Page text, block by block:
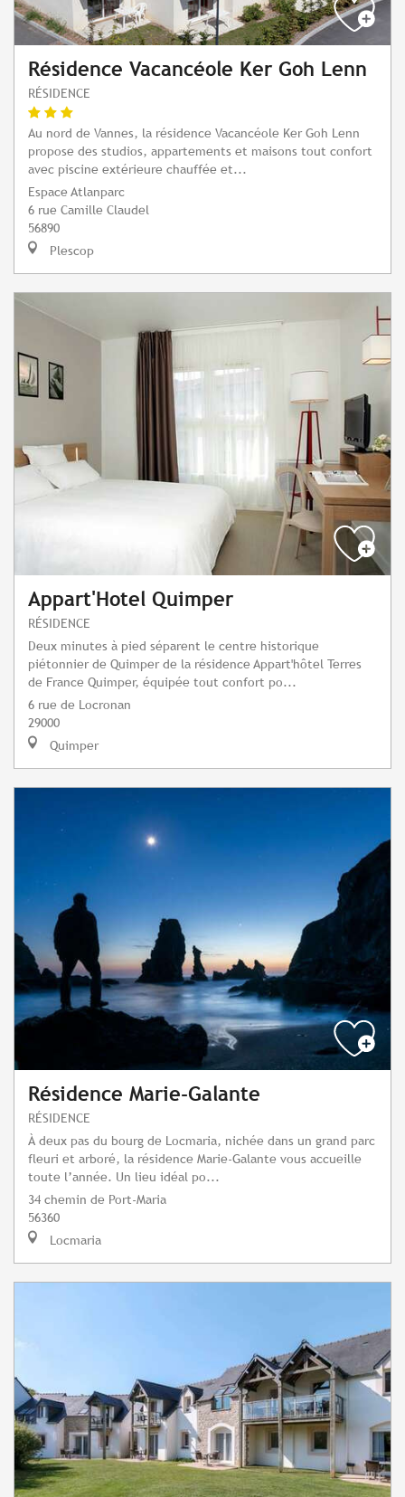
Résidence Vacancéole Ker Goh Lenn
RÉSIDENCE
Au nord de Vannes, la résidence Vacancéole Ker Goh Lenn
propose des studios, appartements et maisons tout confort
avec piscine extérieure chauffée et...
Espace Atlanparc
6 rue Camille Claudel
56890
Plescop
Appart'Hotel Quimper
RÉSIDENCE
Deux minutes à pied séparent le centre historique
piétonnier de Quimper de la résidence Appart'hôtel Terres
de France Quimper, équipée tout confort po...
6 rue de Locronan
29000
Quimper
Résidence Marie-Galante
RÉSIDENCE
À deux pas du bourg de Locmaria, nichée dans un grand parc
fleuri et arboré, la résidence Marie-Galante vous accueille
toute l’année. Un lieu idéal po...
34 chemin de Port-Maria
56360
Locmaria